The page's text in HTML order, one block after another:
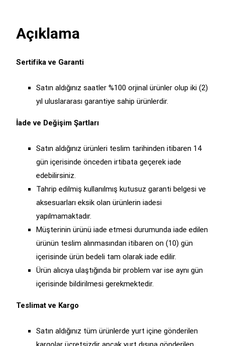
Açıklama
Sertifika ve Garanti
Satın aldığınız saatler %100 orjinal ürünler olup iki (2)
yıl uluslararası garantiye sahip ürünlerdir.
İade ve Değişim Şartları
Satın aldığınız ürünleri teslim tarihinden itibaren 14
gün içerisinde önceden irtibata geçerek iade
edebilirsiniz.
Tahrip edilmiş kullanılmış kutusuz garanti belgesi ve
aksesuarları eksik olan ürünlerin iadesi
yapılmamaktadır.
Müşterinin ürünü iade etmesi durumunda iade edilen
ürünün teslim alınmasından itibaren on (10) gün
içerisinde ürün bedeli tam olarak iade edilir.
Ürün alıcıya ulaştığında bir problem var ise aynı gün
içerisinde bildirilmesi gerekmektedir.
Teslimat ve Kargo
Satın aldığınız tüm ürünlerde yurt içine gönderilen